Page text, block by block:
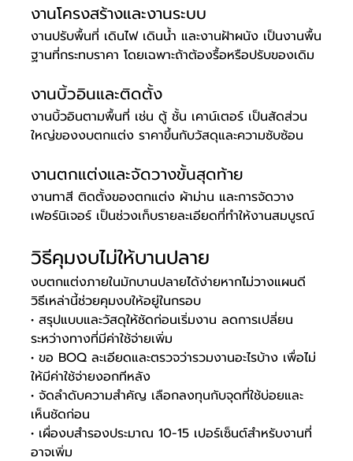
งานโครงสร้างและงานระบบ
งานปรับพื้นที่ เดินไฟ เดินน้ำ และงานฝ้าผนัง เป็นงานพื้น
ฐานที่กระทบราคา โดยเฉพาะถ้าต้องรื้อหรือปรับของเดิม
งานบิ้วอินและติดตั้ง
งานบิ้วอินตามพื้นที่ เช่น ตู้ ชั้น เคาน์เตอร์ เป็นสัดส่วน
ใหญ่ของงบตกแต่ง ราคาขึ้นกับวัสดุและความซับซ้อน
งานตกแต่งและจัดวางขั้นสุดท้าย
งานทาสี ติดตั้งของตกแต่ง ผ้าม่าน และการจัดวาง
เฟอร์นิเจอร์ เป็นช่วงเก็บรายละเอียดที่ทำให้งานสมบูรณ์
วิธีคุมงบไม่ให้บานปลาย
งบตกแต่งภายในมักบานปลายได้ง่ายหากไม่วางแผนดี
วิธีเหล่านี้ช่วยคุมงบให้อยู่ในกรอบ
• สรุปแบบและวัสดุให้ชัดก่อนเริ่มงาน ลดการเปลี่ยน
ระหว่างทางที่มีค่าใช้จ่ายเพิ่ม
• ขอ BOQ ละเอียดและตรวจว่ารวมงานอะไรบ้าง เพื่อไม่
ให้มีค่าใช้จ่ายงอกทีหลัง
• จัดลำดับความสำคัญ เลือกลงทุนกับจุดที่ใช้บ่อยและ
เห็นชัดก่อน
• เผื่องบสำรองประมาณ 10-15 เปอร์เซ็นต์สำหรับงานที่
อาจเพิ่ม